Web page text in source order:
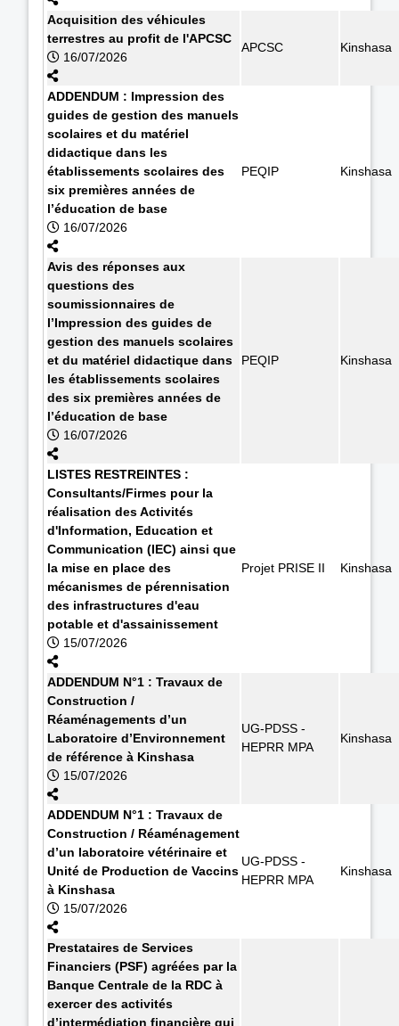
Acquisition des véhicules
terrestres au profit de l'APCSC
16/07/2026
APCSC Kinshasa
ADDENDUM : Impression des
guides de gestion des manuels
scolaires et du matériel
didactique dans les
établissements scolaires des
six premières années de
l’éducation de base
16/07/2026
PEQIP Kinshasa
Avis des réponses aux
questions des
soumissionnaires de
l’Impression des guides de
gestion des manuels scolaires
et du matériel didactique dans
les établissements scolaires
des six premières années de
l’éducation de base
16/07/2026
PEQIP Kinshasa
LISTES RESTREINTES :
Consultants/Firmes pour la
réalisation des Activités
d'Information, Education et
Communication (IEC) ainsi que
la mise en place des
mécanismes de pérennisation
des infrastructures d'eau
potable et d'assainissement
15/07/2026
Projet PRISE II Kinshasa
ADDENDUM N°1 : Travaux de
Construction /
Réaménagements d’un
Laboratoire d’Environnement
de référence à Kinshasa
15/07/2026
UG-PDSS -
HEPRR MPA
Kinshasa
ADDENDUM N°1 : Travaux de
Construction / Réaménagement
d’un laboratoire vétérinaire et
Unité de Production de Vaccins
à Kinshasa
15/07/2026
UG-PDSS -
HEPRR MPA
Kinshasa
Prestataires de Services
Financiers (PSF) agréées par la
Banque Centrale de la RDC à
exercer des activités
d’intermédiation financière qui